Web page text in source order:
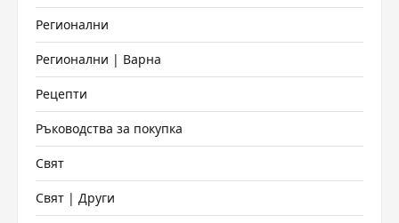
Регионални
Регионални | Варна
Рецепти
Ръководства за покупка
Свят
Свят | Други